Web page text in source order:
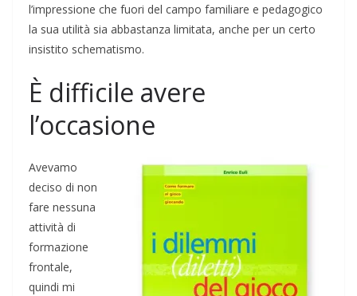
l’impressione che fuori del campo familiare e pedagogico
la sua utilità sia abbastanza limitata, anche per un certo
insistito schematismo.
È difficile avere
l’occasione
Avevamo
deciso di non
fare nessuna
attività di
formazione
frontale,
quindi mi